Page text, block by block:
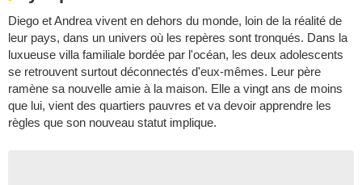
Diego et Andrea vivent en dehors du monde, loin de la réalité de
leur pays, dans un univers où les repères sont tronqués. Dans la
luxueuse villa familiale bordée par l'océan, les deux adolescents
se retrouvent surtout déconnectés d'eux-mêmes. Leur père
ramène sa nouvelle amie à la maison. Elle a vingt ans de moins
que lui, vient des quartiers pauvres et va devoir apprendre les
règles que son nouveau statut implique.